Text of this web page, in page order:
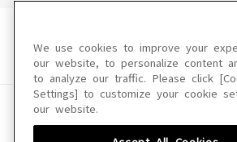
このサイトに
We use cookies to improve your
our website, to personalize content
to analyze our traffic. Please click
Settings] to customize your cookie
our website.